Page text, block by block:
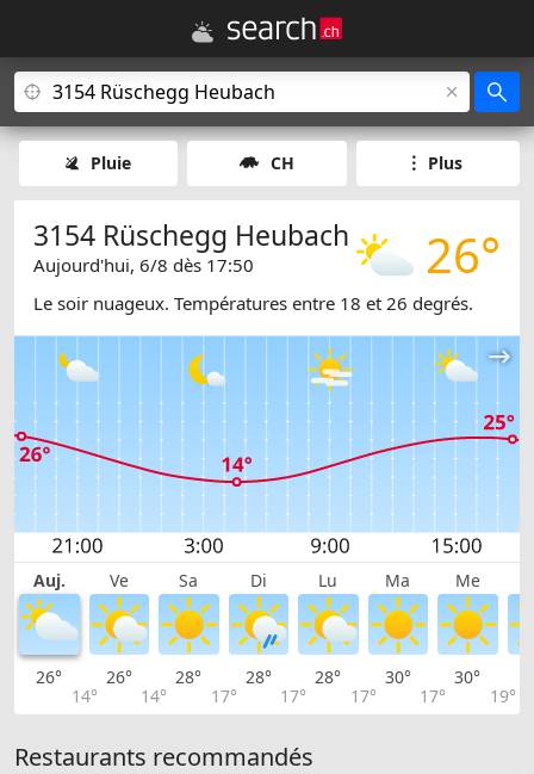
Pluie CH Plus
26°
3154 Rüschegg Heubach
Aujourd'hui, 6/8 dès 17:50
Le soir nuageux. Températures entre 18 et 26 degrés.
Auj. Ve Sa Di Lu Ma Me
26°
14°
26°
14°
28°
17°
28°
17°
28°
17°
30°
17°
30°
19°
Restaurants recommandés